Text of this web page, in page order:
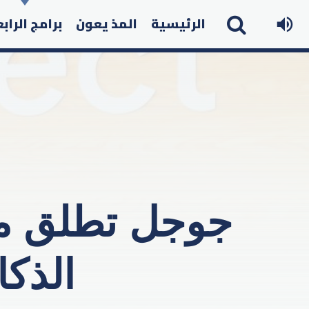
الرئيسية المذ يعون برامج
جوجل تطلق